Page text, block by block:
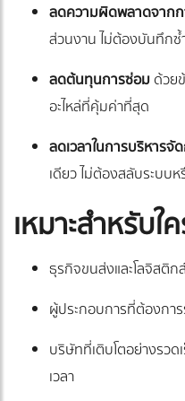
ลดความผิดพลาดจาก
ส่วนงาน ไม่ต้องบันทึกซ้
ลดต้นทุนการซ่อมด้วย
อะไหล่ที่คุ้มค่าที่สุด
ลดเวลาในการบริหารจั
เดียว ไม่ต้องสลับระบบ
เหมาะสำหรับใ
ธุรกิจขนส่งและโลจิสติก
ผู้ประกอบการที่ต้องกา
บริษัทที่เติบโตอย่างรว
เวลา